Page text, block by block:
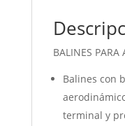
BALINES PARA
Balines con
terminal y